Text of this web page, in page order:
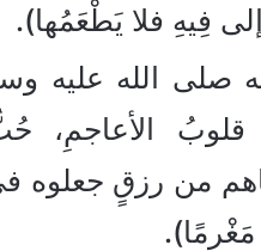
فِيهِ فلا يَطْعَمُها).
صلى الله عليه
قلوبُ الأعاجمِ،
من رزقٍ جعلوه
مَغْرمًا).